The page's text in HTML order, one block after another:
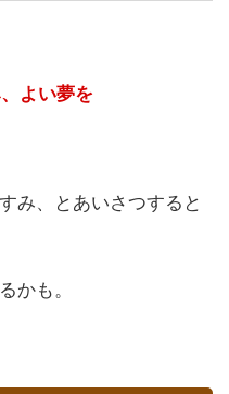
よい夢を
み、とあいさつすると
かも。